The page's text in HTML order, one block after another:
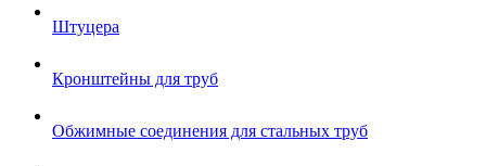
Штуцера
Кронштейны для труб
Обжимные соединения для стальных труб